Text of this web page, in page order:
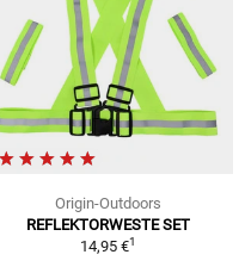
Origin-Outdoors
REFLEKTORWESTE SET
14,95 €1